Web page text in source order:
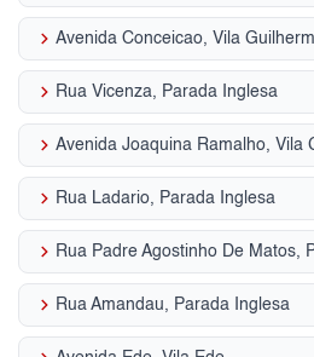
keyboard_arrow_right Avenida Conceicao, Vila
keyboard_arrow_right Rua Vicenza, Parada Inglesa
keyboard_arrow_right Avenida Joaquina Ramalho, Vila
keyboard_arrow_right Rua Ladario, Parada Inglesa
keyboard_arrow_right Rua Padre Agostinho De Matos,
keyboard_arrow_right Rua Amandau, Parada Inglesa